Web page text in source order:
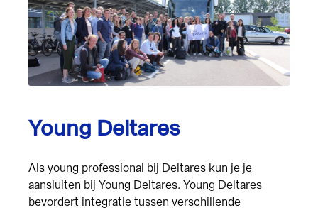
Young Deltares
Als young professional bij Deltares kun je je
aansluiten bij Young Deltares. Young Deltares
bevordert integratie tussen verschillende